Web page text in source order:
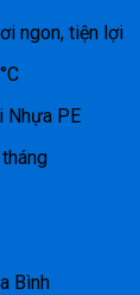
tiện lợi
PE